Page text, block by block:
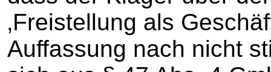
‚Freistellung als
Auffassung nach nicht